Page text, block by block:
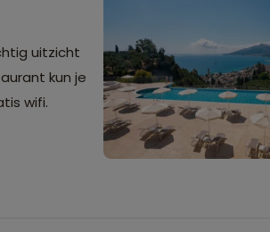
uitzicht
kun je
wifi.